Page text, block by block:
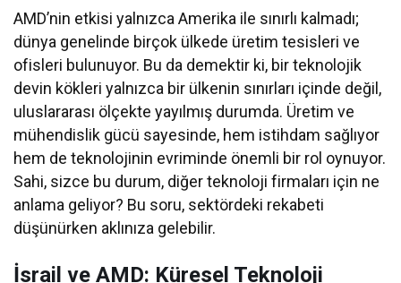
AMD’nin etkisi yalnızca Amerika ile sınırlı kalmadı;
dünya genelinde birçok ülkede üretim tesisleri ve
ofisleri bulunuyor. Bu da demektir ki, bir teknolojik
devin kökleri yalnızca bir ülkenin sınırları içinde değil,
uluslararası ölçekte yayılmış durumda. Üretim ve
mühendislik gücü sayesinde, hem istihdam sağlıyor
hem de teknolojinin evriminde önemli bir rol oynuyor.
Sahi, sizce bu durum, diğer teknoloji firmaları için ne
anlama geliyor? Bu soru, sektördeki rekabeti
düşünürken aklınıza gelebilir.
İsrail ve AMD: Küresel Teknoloji